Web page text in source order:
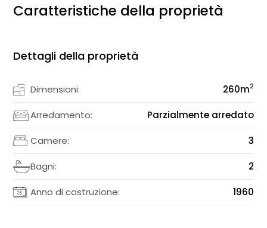
Caratteristiche della proprietà
Dettagli della proprietà
Dimensioni: 260m2
Arredamento: Parzialmente arredato
Camere: 3
Bagni: 2
Anno di costruzione: 1960